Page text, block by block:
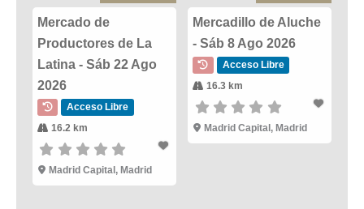
Mercado de
Productores de La
Latina - Sáb 22 Ago
2026
Acceso Libre
16.2 km
Madrid Capital, Madrid
Mercadillo de Aluche
- Sáb 8 Ago 2026
Acceso Libre
16.3 km
Madrid Capital, Madrid